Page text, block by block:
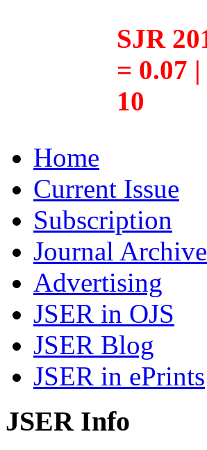
SJR
= 0.07
10
Home
Current Issue
Subscription
Journal Archive
Advertising
JSER in OJS
JSER Blog
JSER in ePrints
JSER Info